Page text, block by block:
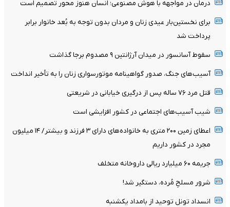
درمان در مواجهه با هوش مصنوعی؛ انسان هنوز محور تصمیم است
برای نخستین‌بار عیدی زنان و مردان بدون توجه به بُعد خانوار برابر
پرداخت شد
سقوط آسانسور در میدان آرژانتین ۹ مصدوم برجا گذاشت
آسیب‌های جنگ، صدور گواهینامه موتورسواری زنان را به تأخیر انداخت
قتل مرد ۷۶ ساله پس از درگیری خیابانی در شریعتی
شیب آسیب‌های اجتماعی در کشور افزایشی است
اعطای زمین ۲۰۰ متری به خانواده‌های دارای ۳ فرزند و بیشتر/ ۱۴ میلیون
مجرد در کشور داریم
جریمه ۶۰ میلیارد ریالی داروخانه متخلف
شرور مسلحِ مُرده، دستگیر شد!
انسداد تونل توحید از بامداد یکشنبه